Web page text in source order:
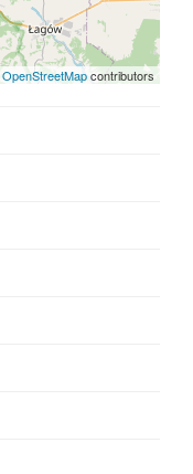
OpenStreetMapcontributors